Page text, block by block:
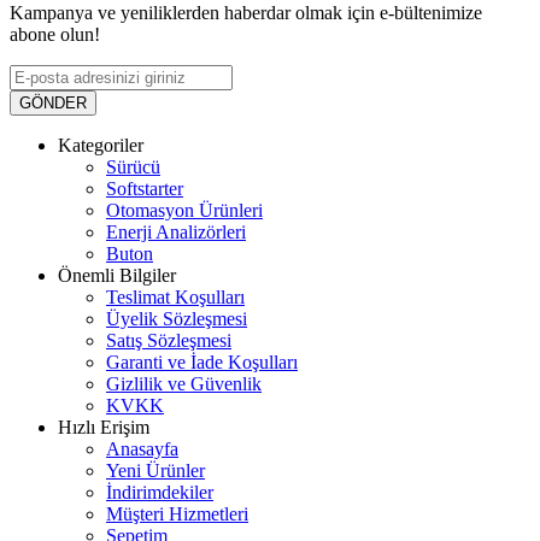
Kampanya ve yeniliklerden haberdar olmak için e-bültenimize
abone olun!
GÖNDER
Kategoriler
Sürücü
Softstarter
Otomasyon Ürünleri
Enerji Analizörleri
Buton
Önemli Bilgiler
Teslimat Koşulları
Üyelik Sözleşmesi
Satış Sözleşmesi
Garanti ve İade Koşulları
Gizlilik ve Güvenlik
KVKK
Hızlı Erişim
Anasayfa
Yeni Ürünler
İndirimdekiler
Müşteri Hizmetleri
Sepetim